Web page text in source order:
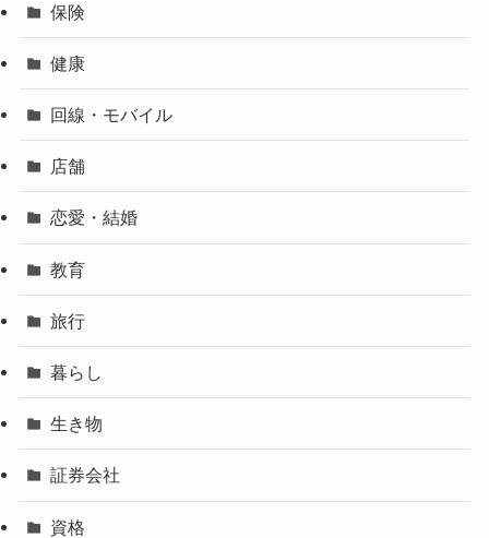
保険
健康
回線・モバイル
店舗
恋愛・結婚
教育
旅行
暮らし
生き物
証券会社
資格